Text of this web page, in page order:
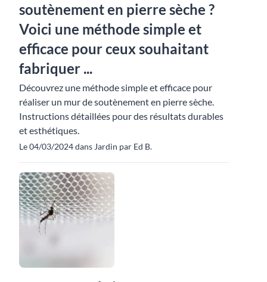
soutènement en pierre sèche ?
Voici une méthode simple et
efficace pour ceux souhaitant
fabriquer ...
Découvrez une méthode simple et efficace pour
réaliser un mur de soutènement en pierre sèche.
Instructions détaillées pour des résultats durables
et esthétiques.
Le 04/03/2024 dans Jardin par Ed B.